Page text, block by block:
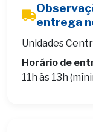
entrega
Unidades
Horário de
11h às 13h